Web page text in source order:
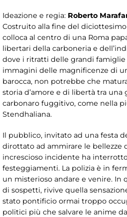
Ideazione e regia: Roberto
Costruito alla fine del diciottesimo
colloca al centro di una Roma
libertari della carboneria e
dove i ritratti delle grandi famiglie
immagini delle magnificenze di
barocca, non potrebbe che
storia d’amore e di libertà tra una
carbonaro fuggitivo, come nella
Stendhaliana.
Il pubblico, invitato ad una festa
dirottato ad ammirare le bellezze
increscioso incidente ha
festeggiamenti. La polizia è in
un misterioso andare e venire. In
di sospetti, rivive quella
stato pontificio ormai troppo
politici più che salvare le anime